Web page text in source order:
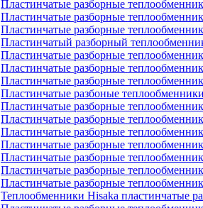
Пластинчатые разборные
Пластинчатые разборные
Пластинчатые разборные
Пластинчатый разборный
Пластинчатые разборные
Пластинчатые разборные
Пластинчатые разборные
Пластинчатые разбоные
Пластинчатые разборные
Пластинчатые разборные
Пластинчатые разборные
Пластинчатые разборные
Пластинчатые разборные
Пластинчатые разборные
Пластинчатые разборные
Теплообменники Hisaka пластинчатые